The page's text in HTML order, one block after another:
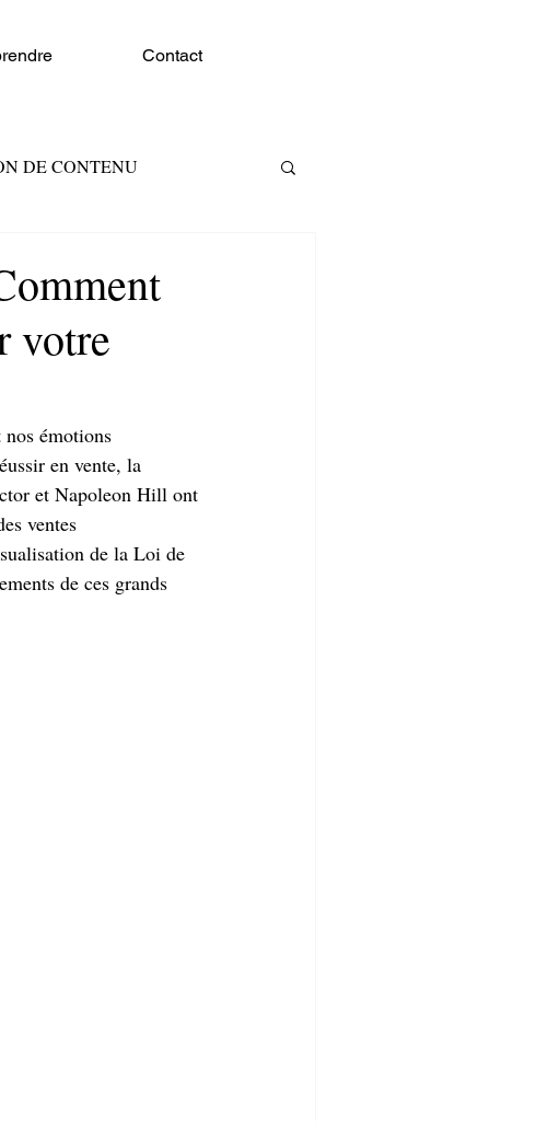
Contact
DE CONTENU
votre
émotions
en vente, la
et Napoleon Hill ont
ventes
de la Loi de
de ces grands